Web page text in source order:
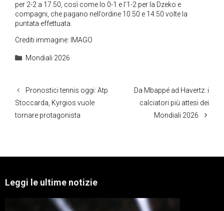
per 2-2 a 17.50, così come lo 0-1 e l’1-2 per la Dzeko e
compagni, che pagano nell’ordine 10.50 e 14.50 volte la
puntata effettuata.
Crediti immagine: IMAGO
Categorie
Mondiali 2026
Pronostici tennis oggi: Atp
Stoccarda, Kyrgios vuole
tornare protagonista
Da Mbappé ad Havertz: i
calciatori più attesi dei
Mondiali 2026
Leggi le ultime notizie